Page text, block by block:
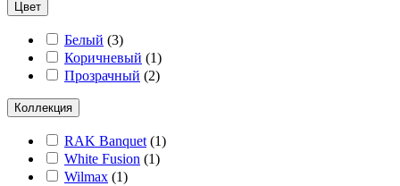
Цвет
Белый (3)
Коричневый (1)
Прозрачный (2)
Коллекция
RAK Banquet (1)
White Fusion (1)
Wilmax (1)